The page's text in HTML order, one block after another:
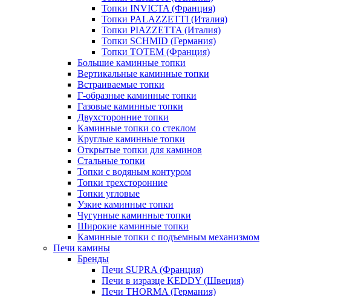
Топки INVICTA (Франция)
Топки PALAZZETTI (Италия)
Топки PIAZZETTA (Италия)
Топки SCHMID (Германия)
Топки TOTEM (Франция)
Большие каминные топки
Вертикальные каминные топки
Встраиваемые топки
Г-образные каминные топки
Газовые каминные топки
Двухсторонние топки
Каминные топки со стеклом
Круглые каминные топки
Открытые топки для каминов
Стальные топки
Топки с водяным контуром
Топки трехсторонние
Топки угловые
Узкие каминные топки
Чугунные каминные топки
Широкие каминные топки
Каминные топки с подъемным механизмом
Печи камины
Бренды
Печи SUPRA (Франция)
Печи в изразце KEDDY (Швеция)
Печи THORMA (Германия)